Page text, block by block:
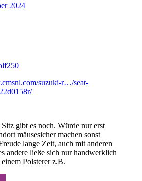
2024
suzuki-r…/seat-
gibt es noch. Würde nur erst
mäusesicher machen sonst
lange Zeit, auch mit anderen
andere ließe sich nur handwerklich
Polsterer z.B.